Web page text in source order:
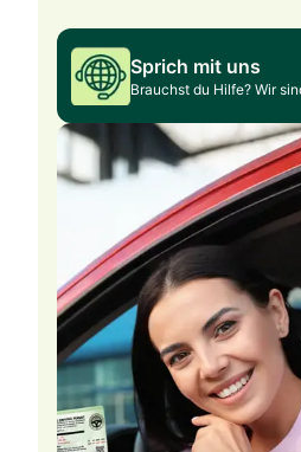
Sprich mit uns
Brauchst du Hilfe? Wir